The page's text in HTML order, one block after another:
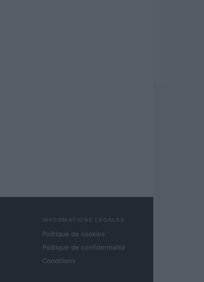
INFORMATIONS LÉGALES
Politique de cookies
Politique de confidentialité
Conditions